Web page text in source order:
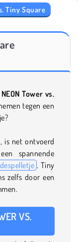
Tiny Square
Tower vs.
tegen een
is net ontvoerd
spannende
. Tiny
zelfs door een
VS.